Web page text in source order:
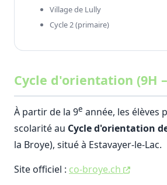
Village de Lully
Cycle 2 (primaire)
Cycle d'orientation (9H
À partir de la 9e année, les élèves
scolarité au Cycle d'orientation
la Broye), situé à Estavayer-le-Lac.
Site officiel : co-broye.ch